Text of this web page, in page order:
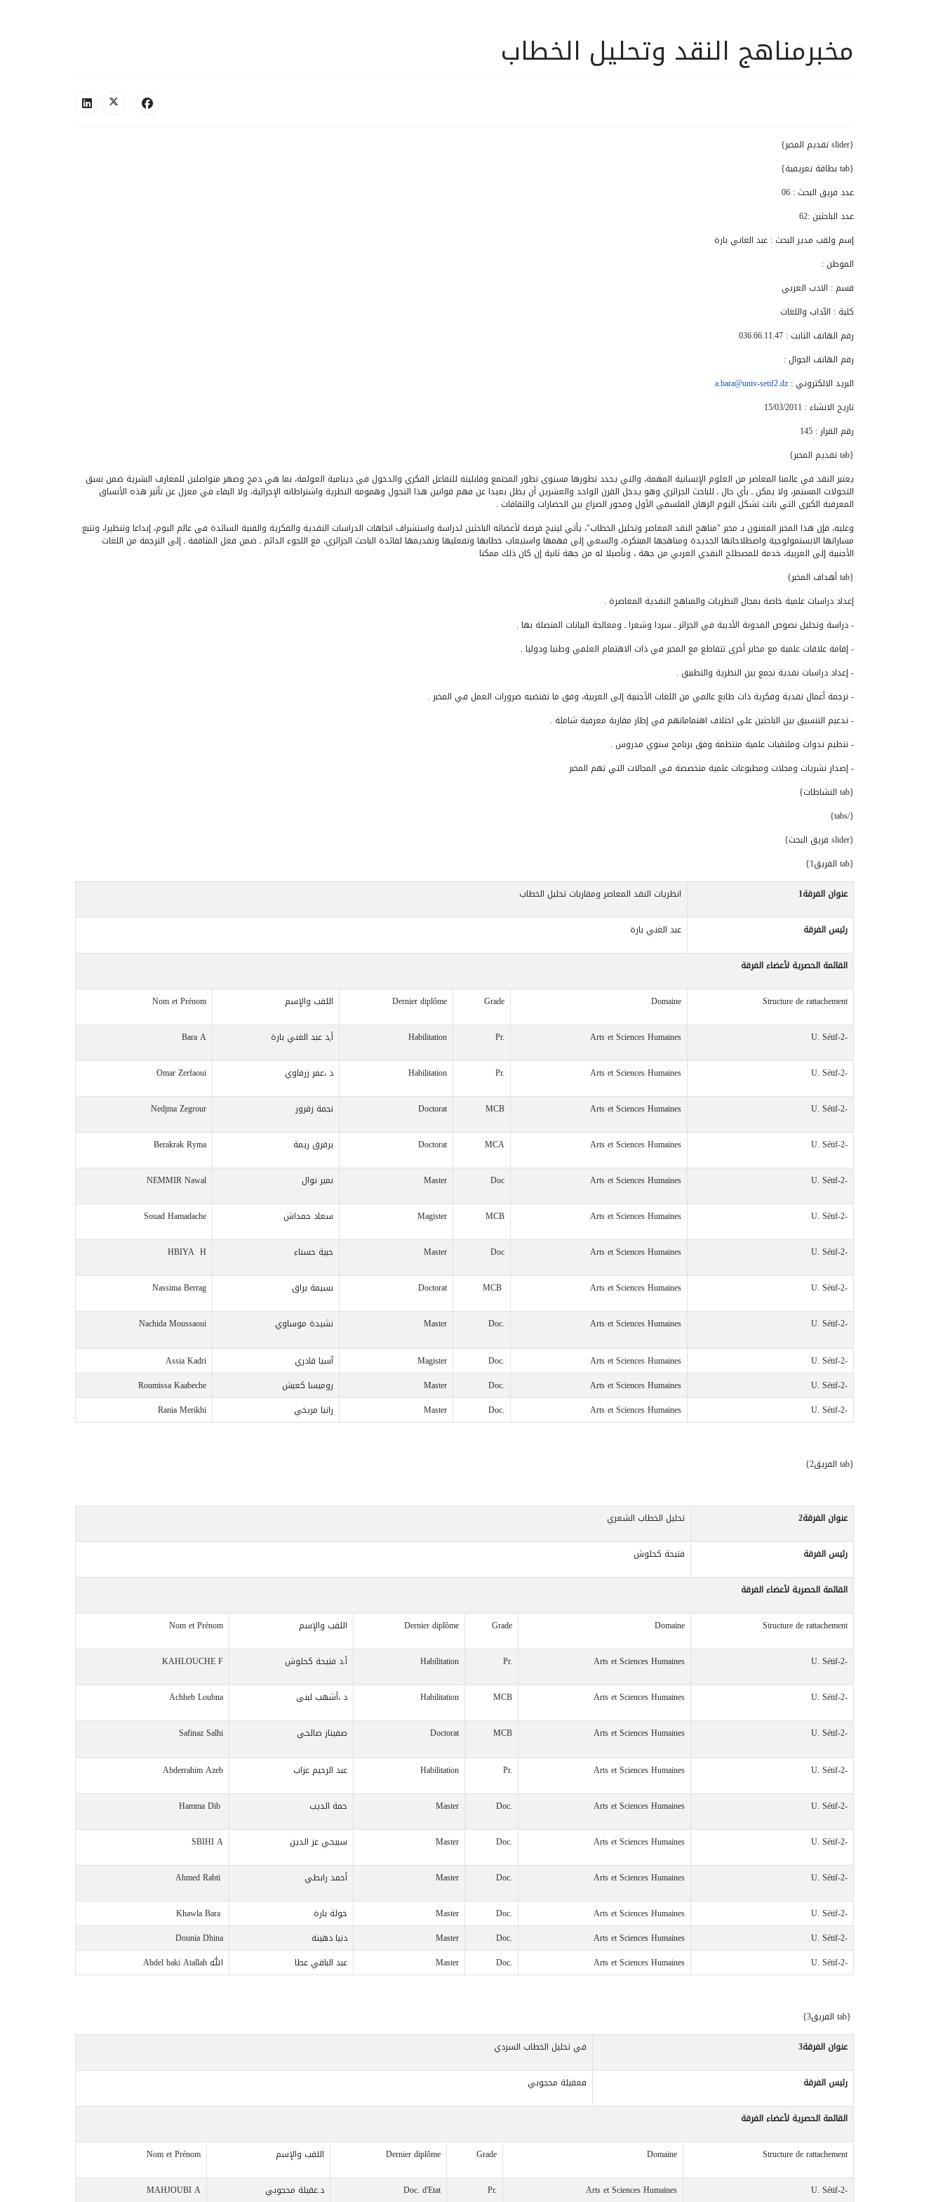
مخبرمناهج النقد وتحليل الخطاب
{slider تقديم المخبر}
{tab بطاقة تعريفية}
عدد فريق البحث : 06
عدد الباحثين :62
إسم ولقب مدير البحث : عبد الغاني بارة
الموطن :
قسم : الادب العربي
كلية : الآداب واللغات
رقم الهاتف الثابت : 036.66.11.47
رقم الهاتف الجوال :
البريد الالكتروني : a.bara@univ-setif2.dz
تاريخ الانشاء : 15/03/2011
رقم القرار : 145
{tab تقديم المخبر}
يعتبر النقد في عالمنا المعاصر من العلوم الإنسانية المهمة، والتي يحدد تطورها مستوى تطور المجتمع وقابليته للتفاعل الفكري والدخول في دينامية العولمة، بما هي دمج وصهر متواصلين للمعارف البشرية ضمن نسق
التحولات المستمر، ولا يمكن ـ بأي حال ـ للباحث الجزائري وهو يدخل القرن الواحد والعشرين أن يظل بعيدا عن فهم قوانين هذا التحول وهمومه النظرية واشتراطاته الإجرائية، ولا البقاء في معزل عن تأثير هذه الأنساق
المعرفية الكبرى التي باتت تشكل اليوم الرهان الفلسفي الأول ومحور الصراع بين الحضارات والثقافات .
وعليه، فإن هذا المخبر المعنون بـ مخبر "مناهج النقد المعاصر وتحليل الخطاب"، يأتي ليتيح فرصة لأعضائه الباحثين لدراسة واستشراف اتجاهات الدراسات النقدية والفكرية والفنية السائدة في عالم اليوم، إبداعا وتنظيرا، وتتبع
مساراتها الابستمولوجية واصطلاحاتها الجديدة ومناهجها المبتكرة، والسعي إلى فهمها واستيعاب خطابها وتفعليها وتقديمها لفائدة الباحث الجزائري، مع اللجوء الدائم ـ ضمن فعل المثاقفة ـ إلى الترجمة من اللغات
الأجنبية إلى العربية، خدمة للمصطلح النقدي العربي من جهة ، وتأصيلا له من جهة ثانية إن كان ذلك ممكنا
{tab أهداف المخبر}
إعداد دراسات علمية خاصة بمجال النظريات والمناهج النقدية المعاصرة .
- دراسة وتحليل نصوص المدونة الأدبية في الجزائر ـ سردا وشعرا ـ ومعالجة البيانات المتصلة بها .
- إقامة علاقات علمية مع مخابر أخرى تتقاطع مع المخبر في ذات الاهتمام العلمي وطنيا ودوليا .
- إعداد دراسات نقدية تجمع بين النظرية والتطبيق .
- ترجمة أعمال نقدية وفكرية ذات طابع عالمي من اللغات الأجنبية إلى العربية، وفق ما تقتضيه ضرورات العمل في المخبر .
- تدعيم التنسيق بين الباحثين على اختلاف اهتماماتهم في إطار مقاربة معرفية شاملة .
- تنظيم ندوات وملتقيات علمية منتظمة وفق برنامج سنوي مدروس .
- إصدار نشريات ومجلات ومطبوعات علمية متخصصة في المجالات التي تهم المخبر
{tab النشاطات}
{/tabs}
{slider فريق البحث}
{tab الفريق1}
انظريات النقد المعاصر ومقاربات تحليل الخطاب
عنوان الفرقة1
عبد الغني بارة رئيس الفرقة
القائمة الحصرية لأعضاءالفرقة
Nom et Prénom اللقب والإسم Dernier diplôme Grade Domaine Structure de rattachement
Bara A أ,د عبد الغني بارة Habilitation Pr. Arts et Sciences Humaines U. Sétif-2-
Omar Zerfaoui د ،عمر زرفاوي Habilitation Pr. Arts et Sciences Humaines U. Sétif-2-
Nedjma Zegrour نجمة زقرور Doctorat MCB Arts et Sciences Humaines U. Sétif-2-
Berakrak Ryma برقرق ريمة Doctorat MCA Arts et Sciences Humaines U. Sétif-2-
NEMMIR Nawal نمير نوال Master Doc Arts et Sciences Humaines U. Sétif-2-
Souad Hamadache سعاد حمداش Magister MCB Arts et Sciences Humaines U. Sétif-2-
HBIYA H حبية حسناء Master Doc Arts et Sciences Humaines U. Sétif-2-
Nassima Berrag نسيمة براق Doctorat MCB Arts et Sciences Humaines U. Sétif-2-
Nachida Moussaoui نشيدة موساوي Master Doc. Arts et Sciences Humaines U. Sétif-2-
Assia Kadri آسيا قادري Magister Doc. Arts et Sciences Humaines
U. Sétif-2-
Roumissa Kaabeche
روميسا كعبش Master Doc. Arts et Sciences Humaines
U. Sétif-2-
Rania Merikhi
رانيا مريخي Master Doc. Arts et Sciences Humaines U. Sétif-2-
{tab الفريق2}
تحليل الخطاب الشعري عنوان الفرقة2
فتيحة كحلوش رئيس الفرقة
القائمة الحصرية لأعضاءالفرقة
Nom et Prénom اللقب والإسم Dernier diplôme Grade Domaine Structure de rattachement
KAHLOUCHE F أ.د فتيحة كحلوش Habilitation Pr. Arts et Sciences Humaines U. Sétif-2-
Achheb Loubna د ،أشهب لبنى Habilitation MCB Arts et Sciences Humaines U. Sétif-2-
Safinaz Salhi صفيناز صالحي Doctorat MCB Arts et Sciences Humaines U. Sétif-2-
Abderrahim Azeb عبد الرحيم عزاب Habilitation Pr. Arts et Sciences Humaines U. Sétif-2-
Hamma Dib حمة الديب Master Doc. Arts et Sciences Humaines U. Sétif-2-
SBIHI A سبيحي عز الدين Master Doc. Arts et Sciences Humaines U. Sétif-2-
Ahmed Rabti أحمد رابطي Master Doc. Arts et Sciences Humaines U. Sétif-2-
Khawla Bara خولة بارة Master Doc. Arts et Sciences Humaines
U. Sétif-2-
Dounia Dhina
دنيا دهينة Master Doc. Arts et Sciences Humaines
U. Sétif-2-
Abdel baki Atallah الله
عبد الباقي عطا Master Doc. Arts et Sciences Humaines U. Sétif-2-
{tab الفريق3}
في تحليل الخطاب السردي
عنوان الفرقة3
فعقيلة محجوبي رئيس الفرقة
القائمة الحصرية لأعضاءالفرقة
Nom et Prénom اللقب والإسم Dernier diplôme Grade Domaine Structure de rattachement
MAHJOUBI A د.عقيلة محجوبي Doc. d'Etat Pr. Arts et Sciences Humaines U. Sétif-2-